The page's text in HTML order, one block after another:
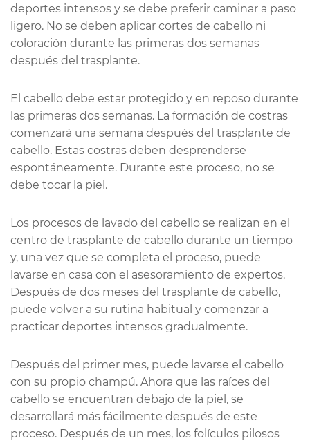
deportes intensos y se debe preferir caminar a paso
ligero. No se deben aplicar cortes de cabello ni
coloración durante las primeras dos semanas
después del trasplante.
El cabello debe estar protegido y en reposo durante
las primeras dos semanas. La formación de costras
comenzará una semana después del trasplante de
cabello. Estas costras deben desprenderse
espontáneamente. Durante este proceso, no se
debe tocar la piel.
Los procesos de lavado del cabello se realizan en el
centro de trasplante de cabello durante un tiempo
y, una vez que se completa el proceso, puede
lavarse en casa con el asesoramiento de expertos.
Después de dos meses del trasplante de cabello,
puede volver a su rutina habitual y comenzar a
practicar deportes intensos gradualmente.
Después del primer mes, puede lavarse el cabello
con su propio champú. Ahora que las raíces del
cabello se encuentran debajo de la piel, se
desarrollará más fácilmente después de este
proceso. Después de un mes, los folículos pilosos